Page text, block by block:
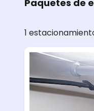
Paquetes de
1